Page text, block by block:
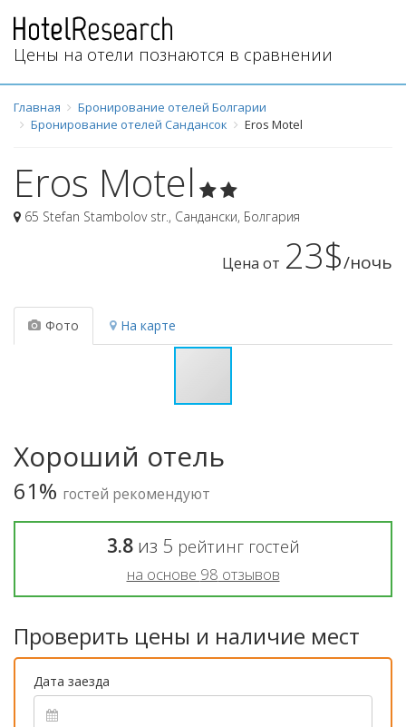
Цены на отели познаются в сравнении
Главная
Бронирование отелей Болгарии
Бронирование отелей Сандансок
Eros Motel
Eros Motel
65 Stefan Stambolov str. , Сандански, Болгария
Цена от 23$/ночь
Фото На карте
Хороший отель
61% гостей рекомендуют
3.8из 5 рейтинг гостей
на основе 98 отзывов
Проверить цены и наличие мест
Дата заезда